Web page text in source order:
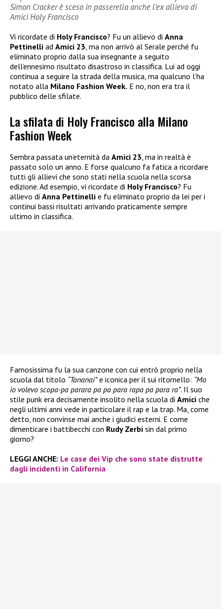
Simon Cracker è sceso in passerella anche l’ex allievo di
Amici Holy Francisco
Vi ricordate di Holy Francisco? Fu un allievo di Anna
Pettinelli ad Amici 23, ma non arrivò al Serale perché fu
eliminato proprio dalla sua insegnante a seguito
dell’ennesimo risultato disastroso in classifica. Lui ad oggi
continua a seguire la strada della musica, ma qualcuno l’ha
notato alla Milano Fashion Week. E no, non era tra il
pubblico delle sfilate.
La sfilata di Holy Francisco alla Milano
Fashion Week
Sembra passata un’eternità da Amici 23 , ma in realtà è
passato solo un anno. E forse qualcuno fa fatica a ricordare
tutti gli allievi che sono stati nella scuola nella scorsa
edizione. Ad esempio, vi ricordate di Holy Francisco? Fu
allievo di Anna Pettinelli e fu eliminato proprio da lei per i
continui bassi risultati arrivando praticamente sempre
ultimo in classifica.
Famosissima fu la sua canzone con cui entrò proprio nella
scuola dal titolo “Tananai”e iconica per il sui ritornello: “Ma
io volevo scopa-pa parara pa pa para rapa pa para ra”. Il suo
stile punk era decisamente insolito nella scuola di Amici che
negli ultimi anni vede in particolare il rap e la trap. Ma, come
detto, non convinse mai anche i giudici esterni. E come
dimenticare i battibecchi con Rudy Zerbi sin dal primo
giorno?
LEGGI ANCHE: Le case dei Vip che sono state distrutte
dagli incidenti in California